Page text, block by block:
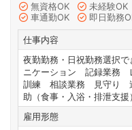
無資格OK
未経験OK
車通勤OK
即日勤務
仕事内容
夜勤勤務・日祝勤務選択
ニケーション 記録業務
訓練 相談業務 見守り
助（食事・入浴・排泄支
雇用形態